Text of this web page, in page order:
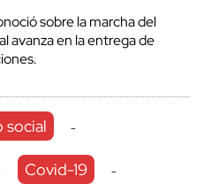
sobre la marcha del
avanza en la entrega de
social -
Covid-19 -